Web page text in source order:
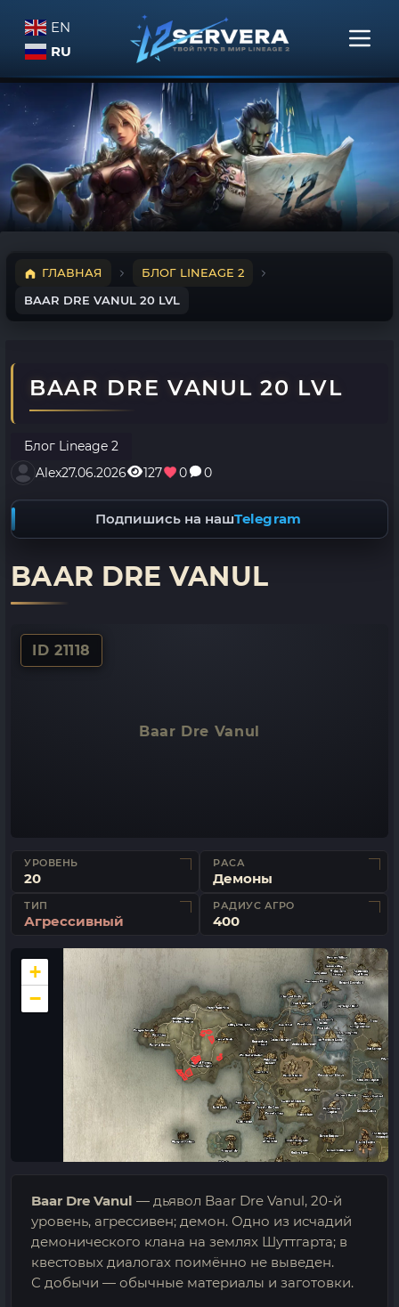
EN
RU
ГЛАВНАЯ
БЛОГ LINEAGE 2
BAAR DRE VANUL 20 LVL
BAAR DRE VANUL 20 LVL
Блог Lineage 2
Alex27.06.2026 127 0 0
Подпишись на нашTelegram
BAAR DRE VANUL
ID 21118
Baar Dre Vanul
УРОВЕНЬ
20
РАСА
Демоны
ТИП
Агрессивный
РАДИУС АГРО
400
+
−
Baar Dre Vanul — дьявол Baar Dre Vanul, 20-й
уровень, агрессивен; демон. Одно из исчадий
демонического клана на землях Шуттгарта; в
квестовых диалогах поимённо не выведен.
С добычи — обычные материалы и заготовки.